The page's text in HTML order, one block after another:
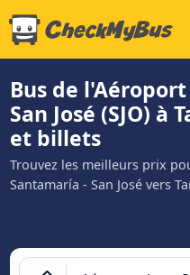
Bus de
San José (SJO)
et billets
Trouvez les meilleurs prix
Santamaría - San José vers